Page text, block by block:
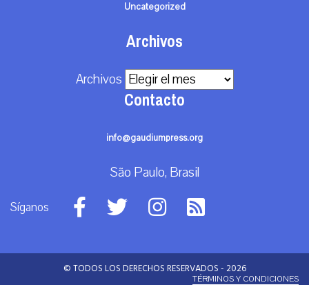
Uncategorized
Archivos
Archivos
Contacto
info@gaudiumpress.org
São Paulo, Brasil
Síganos
© TODOS LOS DERECHOS RESERVADOS - 2026
TÉRMINOS Y CONDICIONES